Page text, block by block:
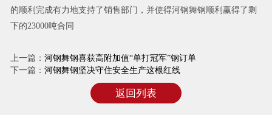
的顺利完成有力地支持了销售部门，并使得河钢舞钢顺利赢得了剩
下的23000吨合同
上一篇： 河钢舞钢喜获高附加值“单打冠军”钢订单
下一篇： 河钢舞钢坚决守住安全生产这根红线
返回列表